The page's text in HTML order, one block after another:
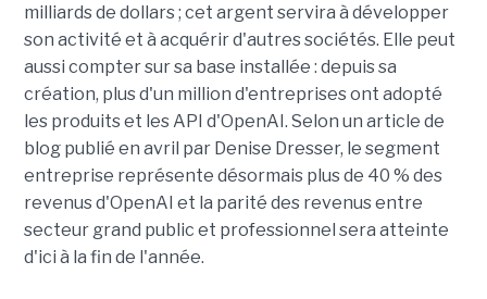
milliards de dollars ; cet argent servira à développer
son activité et à acquérir d'autres sociétés. Elle peut
aussi compter sur sa base installée : depuis sa
création, plus d'un million d'entreprises ont adopté
les produits et les API d'OpenAI. Selon un article de
blog publié en avril par Denise Dresser, le segment
entreprise représente désormais plus de 40 % des
revenus d'OpenAI et la parité des revenus entre
secteur grand public et professionnel sera atteinte
d'ici à la fin de l'année.